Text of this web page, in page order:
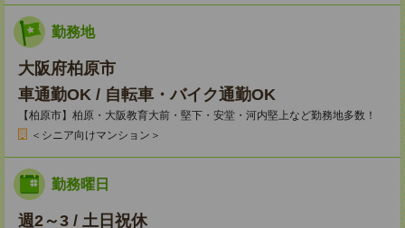
勤務地
大阪府柏原市
車通勤OK / 自転車・バイク通勤OK
【柏原市】柏原・大阪教育大前・堅下・安堂・河内堅上など勤務地多数！
＜シニア向けマンション＞
勤務曜日
週2～3 / 土日祝休